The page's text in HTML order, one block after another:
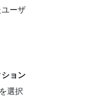
ーザ
ョン
を選択